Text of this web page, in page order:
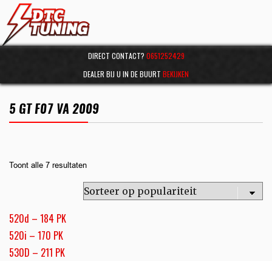
DIRECT CONTACT? 0651252429
DEALER BIJ U IN DE BUURT BEKIJKEN
5 GT F07 VA 2009
Toont alle 7 resultaten
520d – 184 PK
520i – 170 PK
530D – 211 PK